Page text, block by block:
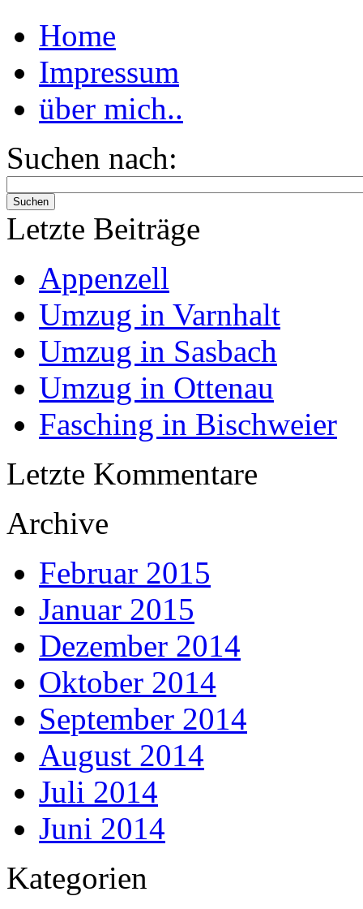
Home
Impressum
über mich..
Suchen nach:
Suchen
Letzte Beiträge
Appenzell
Umzug in Varnhalt
Umzug in Sasbach
Umzug in Ottenau
Fasching in Bischweier
Letzte Kommentare
Archive
Februar 2015
Januar 2015
Dezember 2014
Oktober 2014
September 2014
August 2014
Juli 2014
Juni 2014
Kategorien